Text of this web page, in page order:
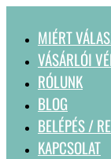
MIÉRT
VÁSÁRLÓI
RÓLUNK
BLOG
BELÉPÉS /
KAPCSOLAT